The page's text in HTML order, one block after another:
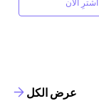
اشترِ الآن
عرض الكل